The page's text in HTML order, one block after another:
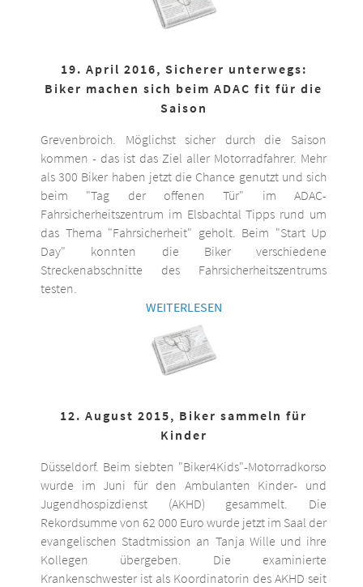
19. April 2016, Sicherer unterwegs:
Biker machen sich beim ADAC fit für die
Saison
Grevenbroich. Möglichst sicher durch die Saison
kommen - das ist das Ziel aller Motorradfahrer. Mehr
als 300 Biker haben jetzt die Chance genutzt und sich
beim "Tag der offenen Tür" im ADAC-
Fahrsicherheitszentrum im Elsbachtal Tipps rund um
das Thema "Fahrsicherheit" geholt. Beim "Start Up
Day" konnten die Biker verschiedene
Streckenabschnitte des Fahrsicherheitszentrums
testen.
WEITERLESEN
12. August 2015, Biker sammeln für
Kinder
Düsseldorf. Beim siebten "Biker4Kids"-Motorradkorso
wurde im Juni für den Ambulanten Kinder- und
Jugendhospizdienst (AKHD) gesammelt. Die
Rekordsumme von 62 000 Euro wurde jetzt im Saal der
evangelischen Stadtmission an Tanja Wille und ihre
Kollegen übergeben. Die examinierte
Krankenschwester ist als Koordinatorin des AKHD seit